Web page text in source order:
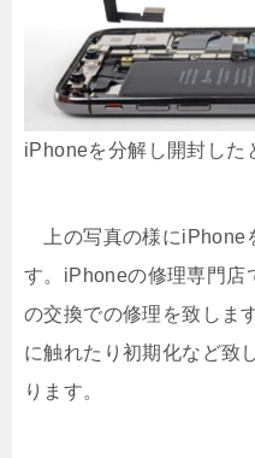
iPhoneを分解し開封した
上の写真の様にiPhone
す。iPhoneの修理専門店
の交換での修理を致しま
に触れたり初期化など致
ります。